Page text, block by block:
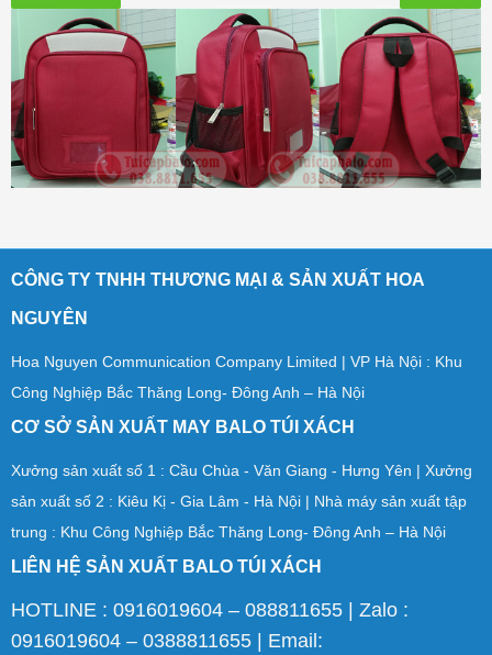
CÔNG TY TNHH THƯƠNG MẠI & SẢN XUẤT HOA
NGUYÊN
Hoa Nguyen Communication Company Limited | VP Hà Nội : Khu
Công Nghiệp Bắc Thăng Long- Đông Anh – Hà Nội
CƠ SỞ SẢN XUẤT MAY BALO TÚI XÁCH
Xưởng sản xuất số 1 : Cầu Chùa - Văn Giang - Hưng Yên | Xưởng
sản xuất số 2 : Kiêu Kị - Gia Lâm - Hà Nội | Nhà máy sản xuất tập
trung : Khu Công Nghiệp Bắc Thăng Long- Đông Anh – Hà Nội
LIÊN HỆ SẢN XUẤT BALO TÚI XÁCH
HOTLINE : 0916019604 – 088811655 | Zalo :
0916019604 – 0388811655 | Email: